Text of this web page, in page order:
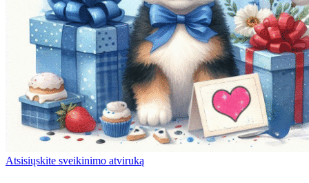
Atsisiųskite sveikinimo atviruką